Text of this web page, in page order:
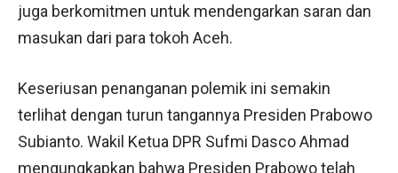
juga berkomitmen untuk mendengarkan saran dan
masukan dari para tokoh Aceh.
Keseriusan penanganan polemik ini semakin
terlihat dengan turun tangannya Presiden Prabowo
Subianto. Wakil Ketua DPR Sufmi Dasco Ahmad
mengungkapkan bahwa Presiden Prabowo telah